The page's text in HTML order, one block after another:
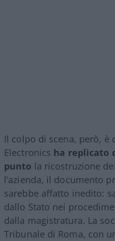
Il colpo di scena, però, è
Electronics ha replicato
punto la ricostruzione
l’azienda, il documento
sarebbe affatto inedito:
dallo Stato nei
dalla magistratura. La
Tribunale di Roma, con